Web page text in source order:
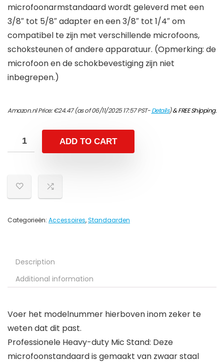
microfoonarmstandaard wordt geleverd met een
3/8″ tot 5/8″ adapter en een 3/8″ tot 1/4″ om
compatibel te zijn met verschillende microfoons,
schoksteunen of andere apparatuur. (Opmerking: de
microfoon en de schokbevestiging zijn niet
inbegrepen.)
Amazon.nl Price:€24.47(as of 06/11/2025 17:57 PST-Details)&FREE Shipping.
ADD TO CART
Categorieën: Accessoires,Standaarden
Description
Additional information
Voer het modelnummer hierboven inom zeker te
weten dat dit past.
Professionele Heavy-duty Mic Stand: Deze
microfoonstandaard is gemaakt van zwaar staal